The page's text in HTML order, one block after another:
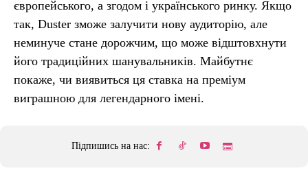
європейського, а згодом і українського ринку. Якщо
так, Duster зможе залучити нову аудиторію, але
неминуче стане дорожчим, що може відштовхнути
його традиційних шанувальників. Майбутнє
покаже, чи виявиться ця ставка на преміум
виграшною для легендарного імені.
Підпишись на нас: